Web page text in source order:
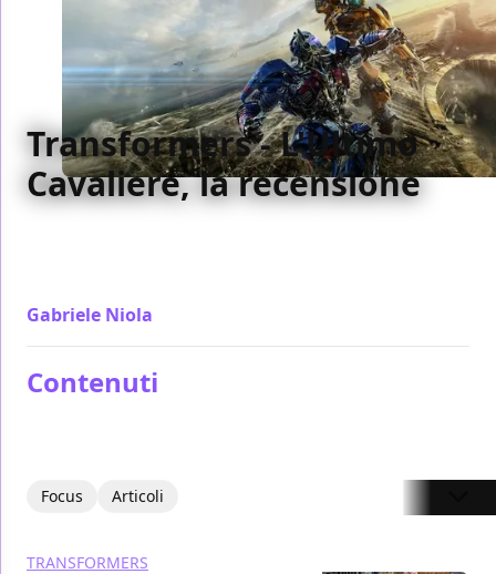
Transformers - L'Ultimo
Cavaliere, la recensione
Gabriele Niola
Contenuti
Focus Articoli
TRANSFORMERS